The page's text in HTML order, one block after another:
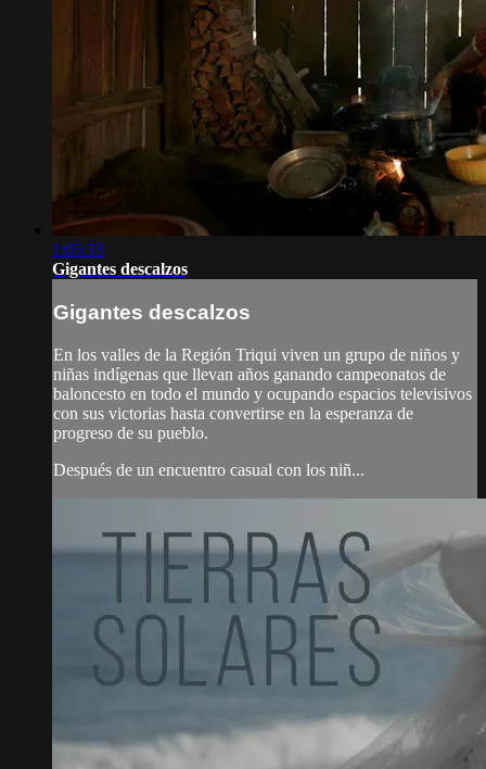
1:05:33
Gigantes descalzos
Gigantes descalzos
En los valles de la Región Triqui viven un grupo de niños y
niñas indígenas que llevan años ganando campeonatos de
baloncesto en todo el mundo y ocupando espacios televisivos
con sus victorias hasta convertirse en la esperanza de
progreso de su pueblo.
Después de un encuentro casual con los niñ...